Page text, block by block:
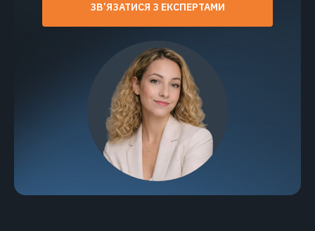
ЗВ’ЯЗАТИСЯ З ЕКСПЕРТАМИ